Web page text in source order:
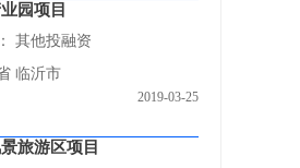
园项目
其他投融资
临沂市
2019-03-25
旅游区项目